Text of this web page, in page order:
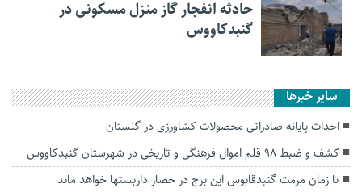
حادثه انفجار گاز منزل مسکونی در
گنبدکاووس
سایر خبرها
احداث پایانه صادراتی محصولات کشاورزی در گلستان
کشف و ضبط ۹۸ قلم اموال فرهنگی و تاریخی در شهرستان گنبدکاووس
تا زمان مرمت گنبدقابوس این برج در حصار داربستها خواهد ماند